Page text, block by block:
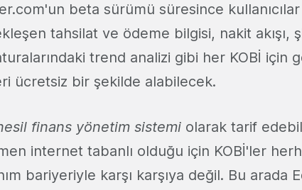
beta sürümü süresince
tahsilat ve ödeme bilgisi, nakit akışı,
trend analizi gibi her KOBİ için
ücretsiz bir şekilde alabilecek.
finans yönetim sistemi olarak tarif
internet tabanlı olduğu için KOBİ'ler
bariyeriyle karşı karşıya değil. Bu arada